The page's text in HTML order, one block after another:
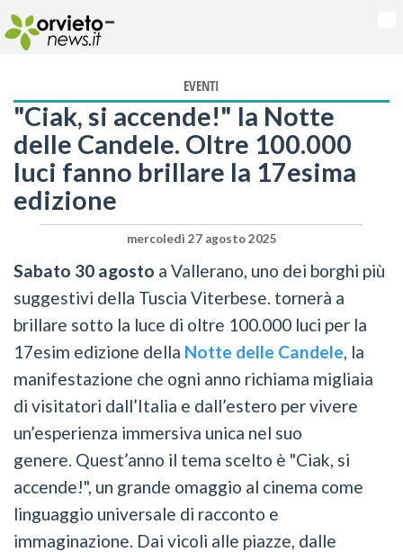
-
EVENTI
"Ciak, si accende!" la Notte
delle Candele. Oltre 100.000
luci fanno brillare la 17esima
edizione
mercoledì 27 agosto 2025
Sabato 30 agosto a Vallerano, uno dei borghi più
suggestivi della Tuscia Viterbese. tornerà a
brillare sotto la luce di oltre 100.000 luci per la
17esim edizione della Notte delle Candele , la
manifestazione che ogni anno richiama migliaia
di visitatori dall’Italia e dall’estero per vivere
un’esperienza immersiva unica nel suo
genere. Quest’anno il tema scelto è "Ciak, si
accende!", un grande omaggio al cinema come
linguaggio universale di racconto e
immaginazione. Dai vicoli alle piazze, dalle